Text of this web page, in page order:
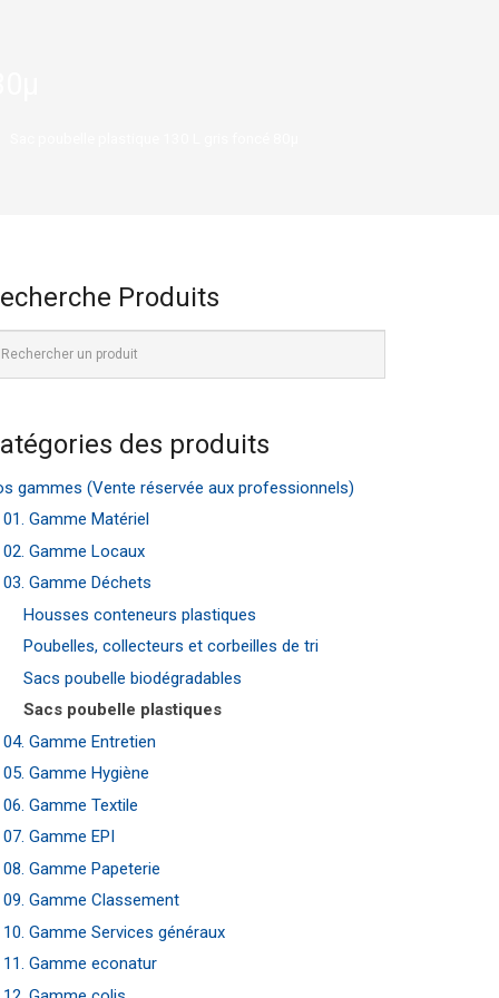
Produits
des produits
gammes (Vente réservée aux professionnels)
01. Gamme Matériel
02. Gamme Locaux
03. Gamme Déchets
Housses conteneurs plastiques
Poubelles, collecteurs et corbeilles de tri
Sacs poubelle biodégradables
Sacs poubelle plastiques
04. Gamme Entretien
05. Gamme Hygiène
06. Gamme Textile
07. Gamme EPI
08. Gamme Papeterie
09. Gamme Classement
10. Gamme Services généraux
11. Gamme econatur